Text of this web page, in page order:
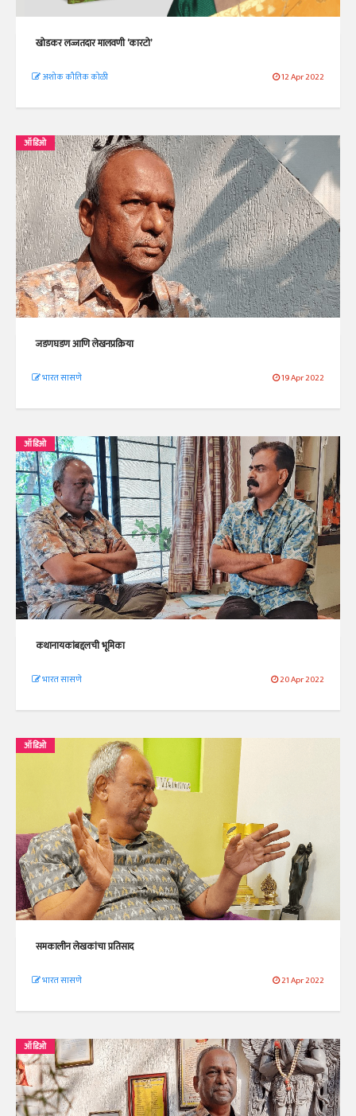
खोडकर लज्जतदार मालवणी ‘कारटो’
अशोक कौतिक कोळी 12 Apr 2022
ऑडिओ
जडणघडण आणि लेखनप्रक्रिया
भारत सासणे 19 Apr 2022
ऑडिओ
कथानायकांबद्दलची भूमिका
भारत सासणे 20 Apr 2022
ऑडिओ
समकालीन लेखकांचा प्रतिसाद
भारत सासणे 21 Apr 2022
ऑडिओ